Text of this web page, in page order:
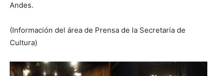
Andes.
(Información del área de Prensa de la Secretaría de
Cultura)